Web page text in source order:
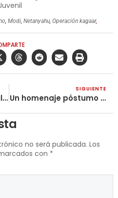
,Modi,Netanyahu,Operación kagaar,
Visita de Hegseths a Filipinas destinada a avanzar en la agenda de guerra de EE.UU. en el Indo-Pacífico
SIGUIENTE
Un homenaje póstumo al camarada Aldemar
no será publicada. Los
con *